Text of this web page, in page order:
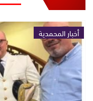
أخبار المحمدية